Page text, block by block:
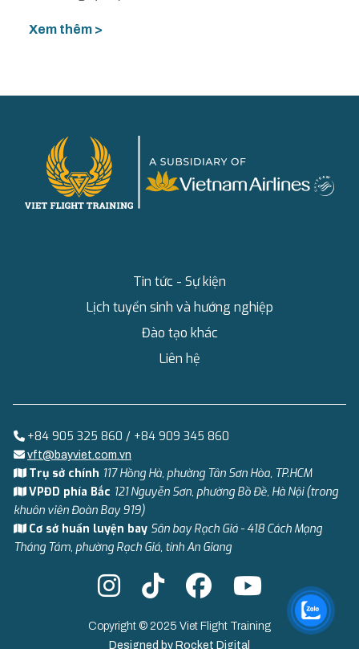
Xem thêm >
Tin tức - Sự kiện
Lịch tuyển sinh và hướng nghiệp
Đào tạo khác
Liên hệ
+84 905 325 860 / +84 909 345 860
vft@bayviet.com.vn
Trụ sở chính 117 Hồng Hà, phường Tân Sơn Hòa, TP.HCM
VPĐD phía Bắc 121 Nguyễn Sơn, phường Bồ Đề, Hà Nội (trong
khuôn viên Đoàn Bay 919)
Cơ sở huấn luyện bay Sân bay Rạch Giá - 418 Cách Mạng
Tháng Tám, phường Rạch Giá, tỉnh An Giang
Copyright © 2025 Viet Flight Training
Designed by Rocket Digital